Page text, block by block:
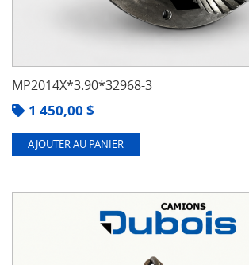
MP2014X*3.90*32968-3
1 450,00 $
AJOUTER AU PANIER